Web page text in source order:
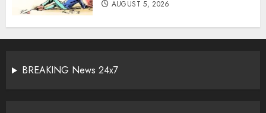
AUGUST 5, 2026
BREAKING News 24x7